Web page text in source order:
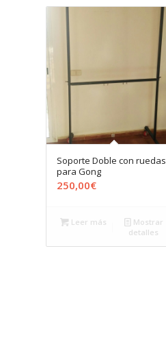
Soporte Doble con ruedas
para Gong
250,00€
Leer más
Mostrar
detalles